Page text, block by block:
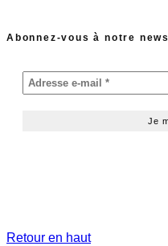
Abonnez-vous à notre
Retour en haut